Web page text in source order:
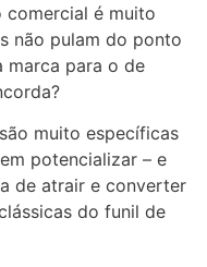
comercial é muito
não pulam do ponto
marca para o de
muito específicas
potencializar – e
de atrair e converter
do funil de